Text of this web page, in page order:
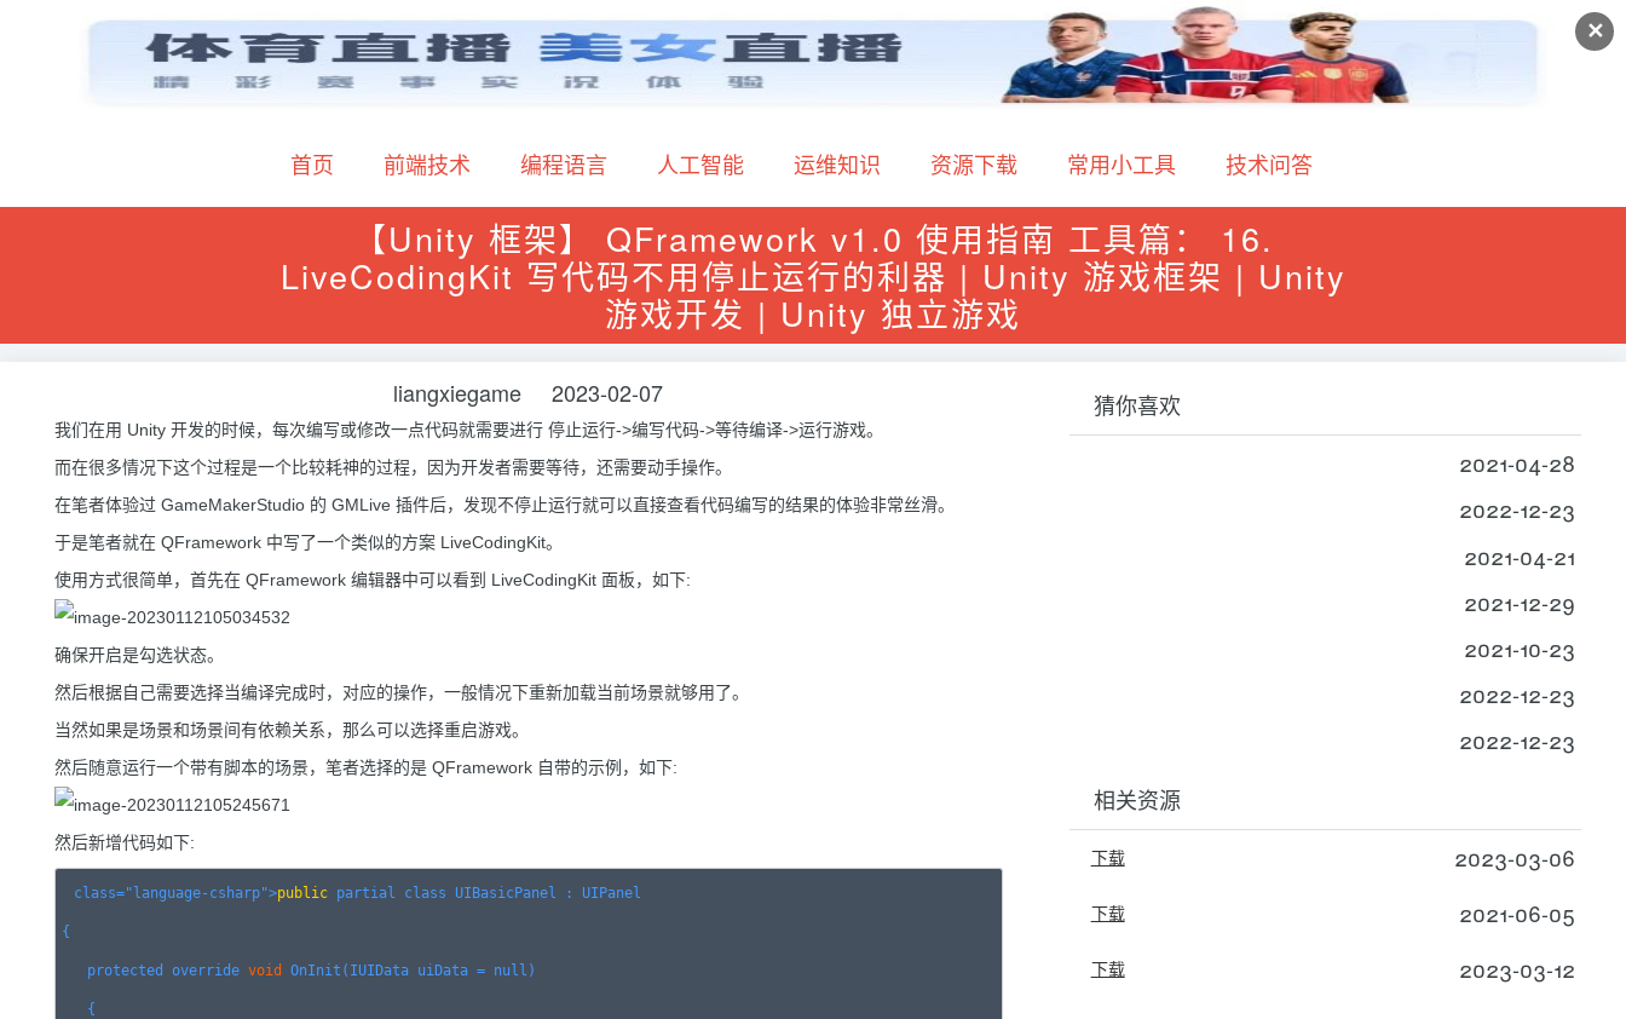
✕
首页 前端技术 编程语言 人工智能 运维知识 资源下载 常用小工具 技术问答
【Unity 框架】 QFramework v1.0 使用指南 工具篇： 16.
LiveCodingKit 写代码不用停止运行的利器 | Unity 游戏框架 | Unity
游戏开发 | Unity 独立游戏
liangxiegame 2023-02-07
我们在用 Unity 开发的时候，每次编写或修改一点代码就需要进行 停止运行->编写代码->等待编译->运行游戏。
而在很多情况下这个过程是一个比较耗神的过程，因为开发者需要等待，还需要动手操作。
在笔者体验过 GameMakerStudio 的 GMLive 插件后，发现不停止运行就可以直接查看代码编写的结果的体验非常丝滑。
于是笔者就在 QFramework 中写了一个类似的方案 LiveCodingKit。
使用方式很简单，首先在 QFramework 编辑器中可以看到 LiveCodingKit 面板，如下:
确保开启是勾选状态。
然后根据自己需要选择当编译完成时，对应的操作，一般情况下重新加载当前场景就够用了。
当然如果是场景和场景间有依赖关系，那么可以选择重启游戏。
然后随意运行一个带有脚本的场景，笔者选择的是 QFramework 自带的示例，如下:
然后新增代码如下:
class="language-csharp">public partial class UIBasicPanel : UIPanel
{
   protected override
void OnInit(IUIData uiData = null)
猜你喜欢
2021-04-28
2022-12-23
2021-04-21
2021-12-29
2021-10-23
2022-12-23
2022-12-23
相关资源
下载 2023-03-06
下载 2021-06-05
下载 2023-03-12